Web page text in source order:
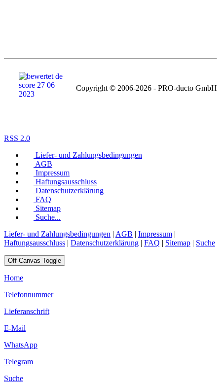
Copyright © 2006-2026 - PRO-ducto GmbH
RSS 2.0
Liefer- und Zahlungsbedingungen
AGB
Impressum
Haftungsausschluss
Datenschutzerklärung
FAQ
Sitemap
Suche...
Liefer- und Zahlungsbedingungen | AGB | Impressum |
Haftungsausschluss | Datenschutzerklärung | FAQ | Sitemap | Suche
Off-Canvas Toggle
Home
Telefonnummer
Lieferanschrift
E-Mail
WhatsApp
Telegram
Suche